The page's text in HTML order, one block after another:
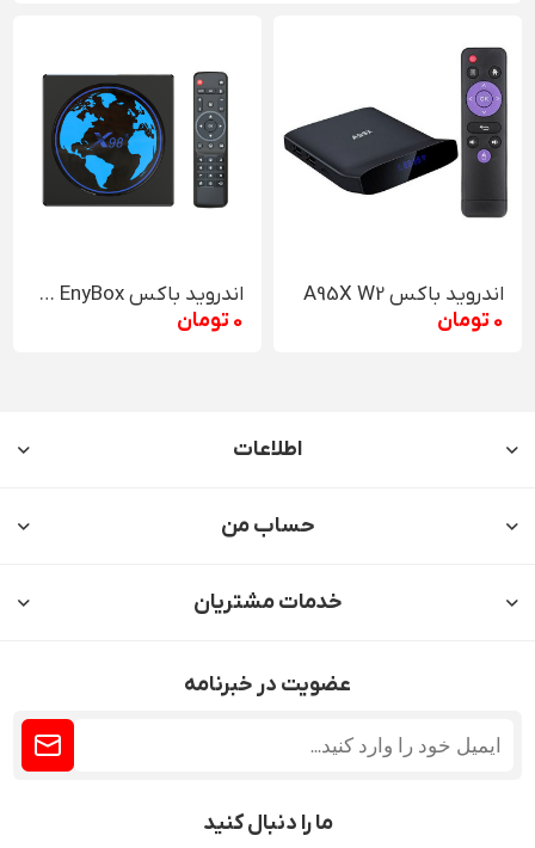
اندروید باکس A95X W2
0 تومان
اندروید باکس EnyBox مدل X98 mini
0 تومان
اطلاعات
حساب من
خدمات مشتریان
عضویت در خبرنامه
ما را دنبال کنید